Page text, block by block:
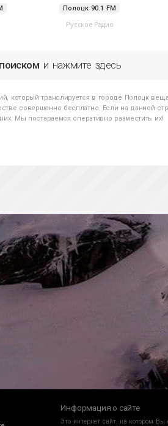
Полоцк 90.1 FM
Русское Радио
поиском и нажмите здесь
который транслируется в городе Полоцк
совершенно бесплатно. Если на данной
Мы постараемся оперативно разместить их!
Информация о сайте
Это интернет сайт, на котором Вы